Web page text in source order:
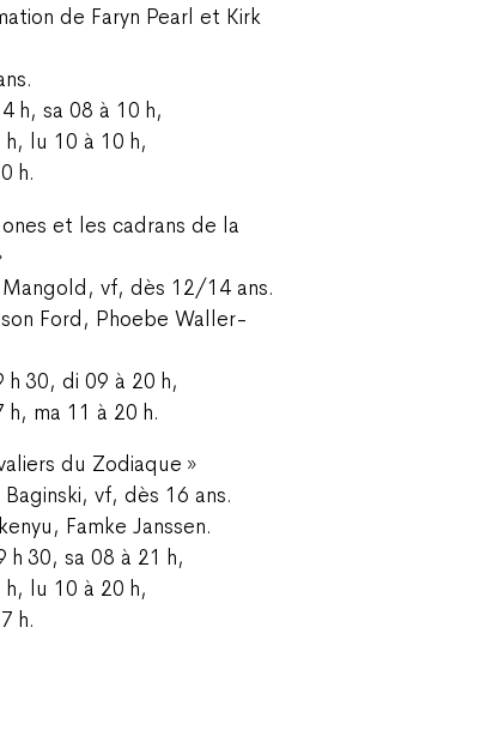
de Faryn Pearl et Kirk
h, sa 08 à 10 h,
h, lu 10 à 10 h,
h.
et les cadrans de la
Mangold, vf, dès 12/14 ans.
Ford, Phoebe Waller-
h 30, di 09 à 20 h,
h, ma 11 à 20 h.
du Zodiaque »
vf, dès 16 ans.
Famke Janssen.
h 30, sa 08 à 21 h,
h, lu 10 à 20 h,
h.